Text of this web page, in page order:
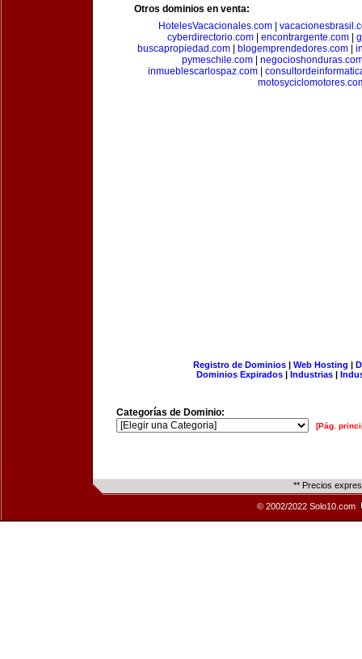
Otros dominios en venta:
HotelesVacacionales.com|
cyberdirectorio.com| encontrargente.com|
buscapropiedad.com| blogemprendedores.com|
pymeschile.com|
inmueblescarlospaz.com|
Registro de Dominios| Web Hosting |
Dominios Expirados | Industrias |
Categorías de Dominio:
[Pág.
** Precios
© 2002/2022 Solo10.com